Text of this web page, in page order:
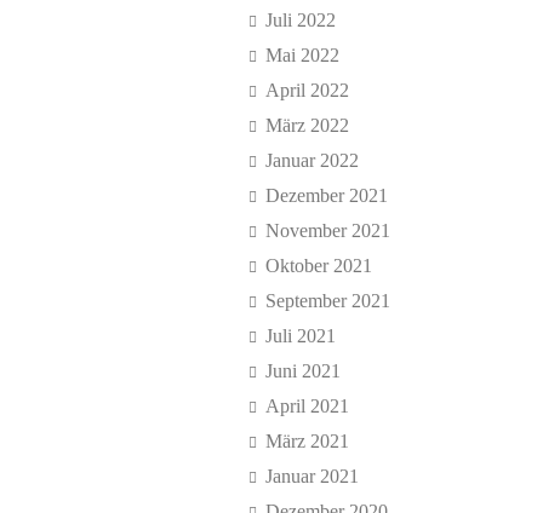
Juli 2022
Mai 2022
April 2022
März 2022
Januar 2022
Dezember 2021
November 2021
Oktober 2021
September 2021
Juli 2021
Juni 2021
April 2021
März 2021
Januar 2021